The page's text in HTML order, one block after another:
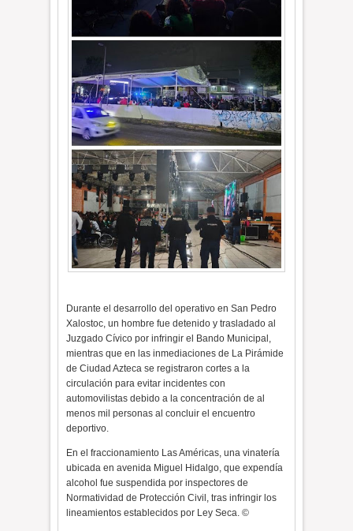
Durante el desarrollo del operativo en San Pedro
Xalostoc, un hombre fue detenido y trasladado al
Juzgado Cívico por infringir el Bando Municipal,
mientras que en las inmediaciones de La Pirámide
de Ciudad Azteca se registraron cortes a la
circulación para evitar incidentes con
automovilistas debido a la concentración de al
menos mil personas al concluir el encuentro
deportivo.
En el fraccionamiento Las Américas, una vinatería
ubicada en avenida Miguel Hidalgo, que expendía
alcohol fue suspendida por inspectores de
Normatividad de Protección Civil, tras infringir los
lineamientos establecidos por Ley Seca. ©